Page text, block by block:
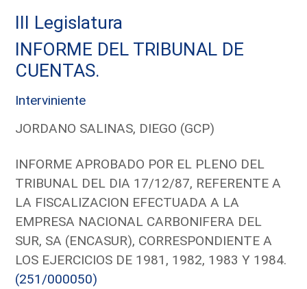
III Legislatura
INFORME DEL TRIBUNAL DE
CUENTAS.
Interviniente
JORDANO SALINAS, DIEGO (GCP)
INFORME APROBADO POR EL PLENO DEL
TRIBUNAL DEL DIA 17/12/87, REFERENTE A
LA FISCALIZACION EFECTUADA A LA
EMPRESA NACIONAL CARBONIFERA DEL
SUR, SA (ENCASUR), CORRESPONDIENTE A
LOS EJERCICIOS DE 1981, 1982, 1983 Y 1984.
(251/000050)